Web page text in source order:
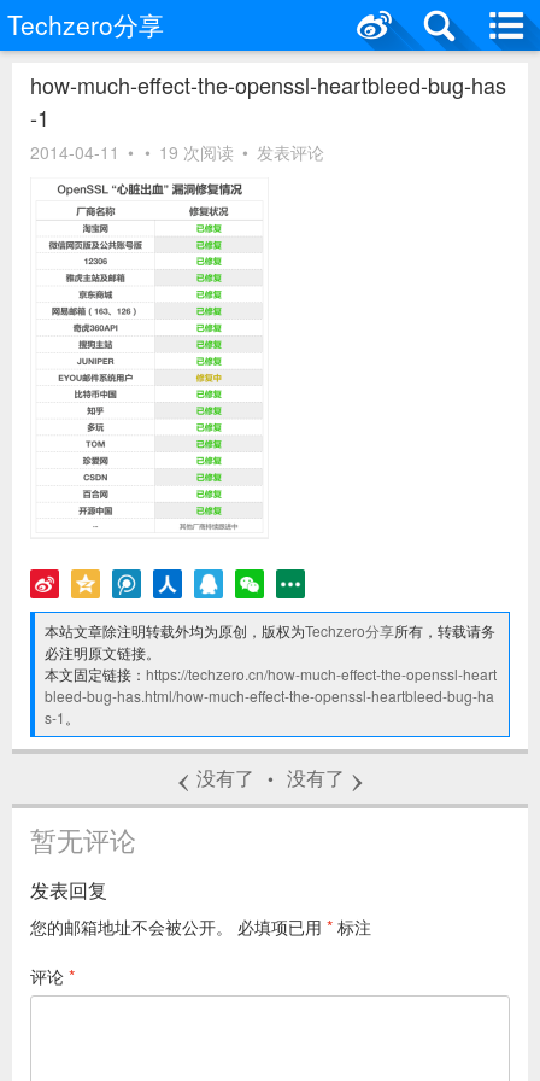
Techzero分享
how-much-effect-the-openssl-heartbleed-bug-has
-1
2014-04-11 • • 19 次阅读 • 发表评论
本站文章除注明转载外均为原创，版权为Techzero分享所有，转载请务
必注明原文链接。
本文固定链接：https://techzero.cn/how-much-effect-the-openssl-heart
bleed-bug-has.html/how-much-effect-the-openssl-heartbleed-bug-ha
s-1 。
‹ 没有了 • 没有了 ›
暂无评论
发表回复
您的邮箱地址不会被公开。 必填项已用 * 标注
评论 *